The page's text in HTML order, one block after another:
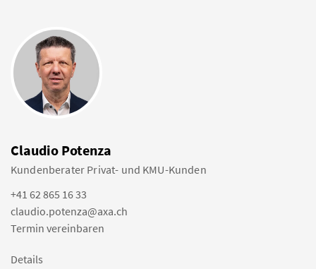
Claudio Potenza
Kundenberater Privat- und KMU-Kunden
+41 62 865 16 33
claudio.potenza@axa.ch
Termin vereinbaren
Details